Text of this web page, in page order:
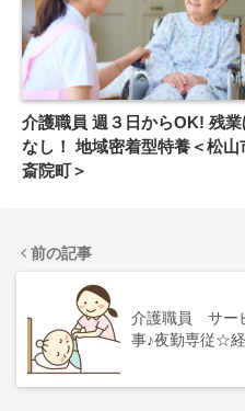
介護職員 週３日からOK! 残業ほぼ
なし！ 地域密着型特養＜松山
斎院町＞
前の記事
介護職員 サー
事♪夜勤専従☆